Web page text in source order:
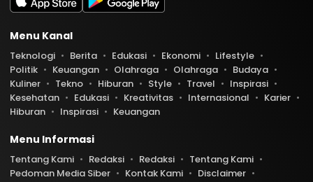
Menu Kanal
Teknologi Berita Edukasi Ekonomi
Lifestyle
Politik
Keuangan Olahraga Olahraga
Budaya
Kuliner
Tekno Hiburan Style Travel
Inspirasi
Kesehatan
Edukasi Kreativitas Internasional
Karier
Hiburan
Inspirasi Keuangan
Menu Informasi
Tentang Kami Redaksi Redaksi
Tentang Kami
Pedoman Media Siber
Kontak Kami
Disclaimer